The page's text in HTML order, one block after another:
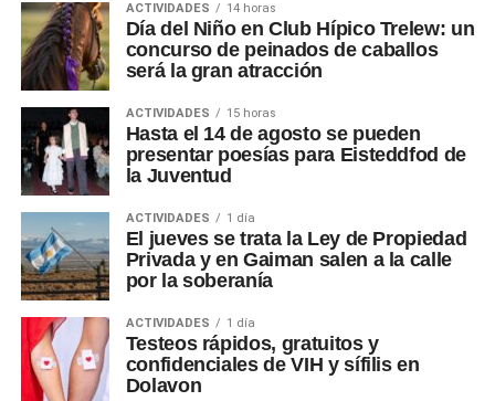
ACTIVIDADES 14 horas
Día del Niño en Club Hípico Trelew: un
concurso de peinados de caballos
será la gran atracción
ACTIVIDADES 15 horas
Hasta el 14 de agosto se pueden
presentar poesías para Eisteddfod de
la Juventud
ACTIVIDADES 1 día
El jueves se trata la Ley de Propiedad
Privada y en Gaiman salen a la calle
por la soberanía
ACTIVIDADES 1 día
Testeos rápidos, gratuitos y
confidenciales de VIH y sífilis en
Dolavon